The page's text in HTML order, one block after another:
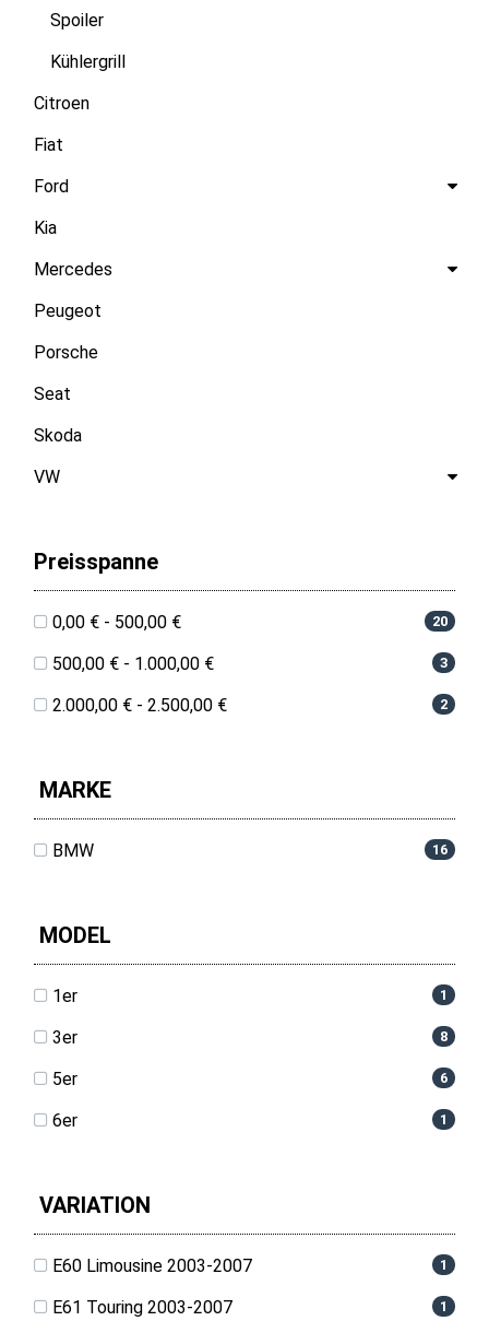
Spoiler
Kühlergrill
Citroen
Fiat
Ford
Kia
Mercedes
Peugeot
Porsche
Seat
Skoda
VW
Preisspanne
20
0,00 € - 500,00 €
3
500,00 € - 1.000,00 €
2
2.000,00 € - 2.500,00 €
MARKE
16
BMW
MODEL
1
1er
8
3er
6
5er
1
6er
VARIATION
1
E60 Limousine 2003-2007
1
E61 Touring 2003-2007